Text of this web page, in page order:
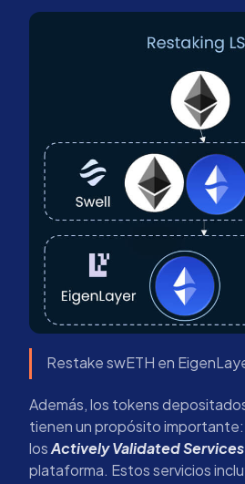
Restake swETH en
Además, los tokens
tienen un propósito
losActively Validated Services
plataforma. Estos servicios